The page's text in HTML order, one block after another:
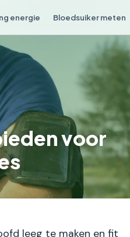
energie Bloedsuiker meten
voor
leeg te maken en fit